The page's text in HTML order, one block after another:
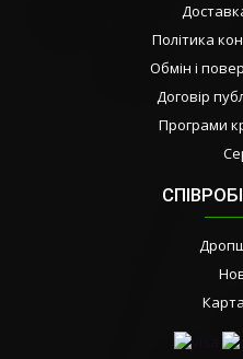
Політика
Обмін і
Договір
Програми